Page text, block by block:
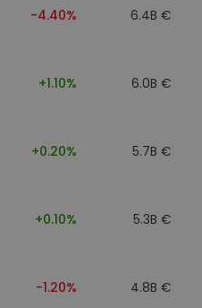
-4.40% 6.4B €
+1.10% 6.0B €
+0.20% 5.7B €
+0.10% 5.3B €
-1.20% 4.8B €